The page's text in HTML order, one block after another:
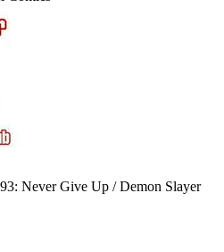
Never Give Up / Demon Slayer